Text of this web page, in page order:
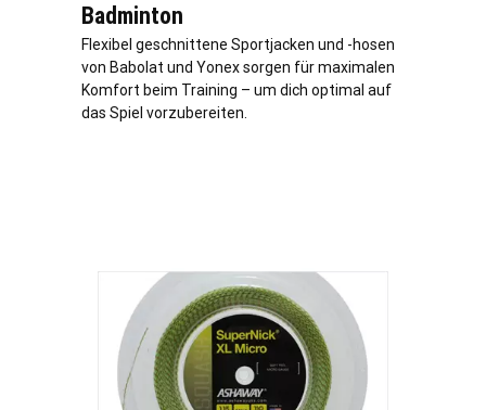
Badminton
Flexibel geschnittene Sportjacken und -hosen
von Babolat und Yonex sorgen für maximalen
Komfort beim Training – um dich optimal auf
das Spiel vorzubereiten.